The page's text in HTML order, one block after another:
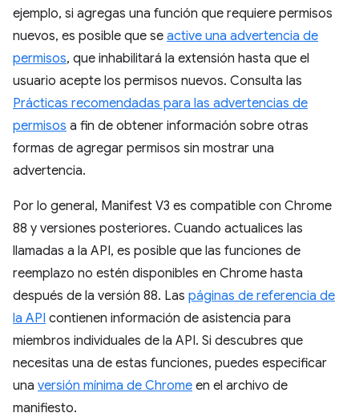
ejemplo, si agregas una función que requiere permisos
nuevos, es posible que se active una advertencia de
permisos, que inhabilitará la extensión hasta que el
usuario acepte los permisos nuevos. Consulta las
Prácticas recomendadas para las advertencias de
permisos a fin de obtener información sobre otras
formas de agregar permisos sin mostrar una
advertencia.
Por lo general, Manifest V3 es compatible con Chrome
88 y versiones posteriores. Cuando actualices las
llamadas a la API, es posible que las funciones de
reemplazo no estén disponibles en Chrome hasta
después de la versión 88. Las páginas de referencia de
la API contienen información de asistencia para
miembros individuales de la API. Si descubres que
necesitas una de estas funciones, puedes especificar
una versión mínima de Chrome en el archivo de
manifiesto.